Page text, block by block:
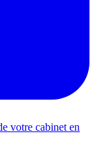
votre cabinet en